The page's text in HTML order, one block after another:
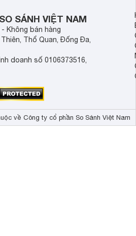
SÁNH VIỆT NAM
Không bán hàng
Thổ Quan, Đống Đa,
doanh số 0106373516,
về Công ty cổ phần So Sánh Việt Nam